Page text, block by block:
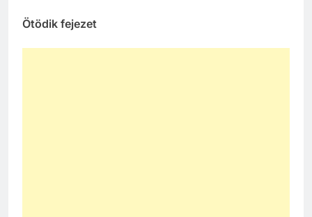
Ötödik fejezet